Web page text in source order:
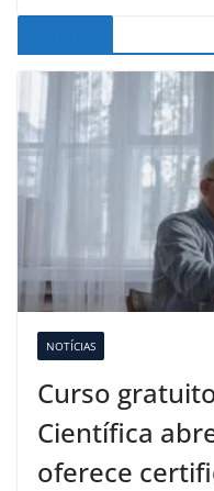
NOTÍCIAS
Curso
Científica
oferece